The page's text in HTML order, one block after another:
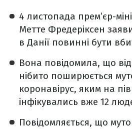
4 листопада прем’єр-
Метте Фредеріксен
в Данії повинні бути
Вона повідомила, що
нібито поширюється
коронавірус, яким на
інфікувались вже 12
Повідомляється, що